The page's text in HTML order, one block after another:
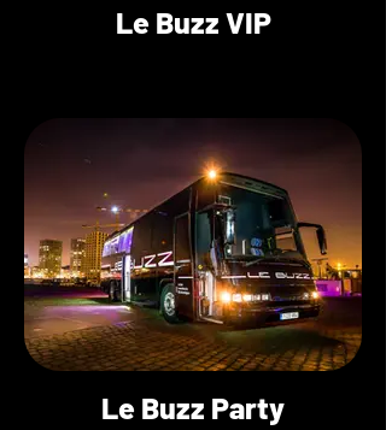
Le Buzz VIP
Le Buzz Party